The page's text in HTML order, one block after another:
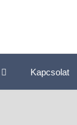
Kapcsolat